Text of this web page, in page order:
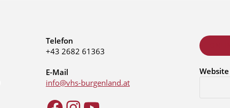
Telefon
+43 2682 61363
E-Mail
info@vhs-burgenland.at